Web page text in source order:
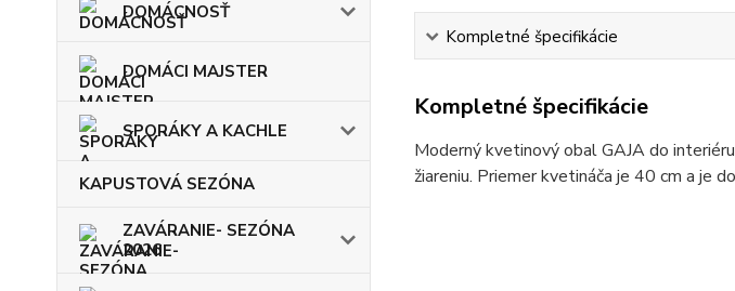
DOMÁCNOSŤ
DOMÁCI MAJSTER
SPORÁKY A KACHLE
KAPUSTOVÁ SEZÓNA
ZAVÁRANIE- SEZÓNA
2026
Kompletné špecifikácie
Kompletné špecifikácie
Moderný kvetinový obal GAJA do
žiareniu. Priemer kvetináča je 40 cm a je